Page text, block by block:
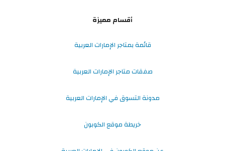
أقسام مميزة
قائمة بمتاجر الإمارات العربية
صفقات متاجر الإمارات العربية
مدونة التسوق في الإمارات العربية
خريطة موقع الكوبون